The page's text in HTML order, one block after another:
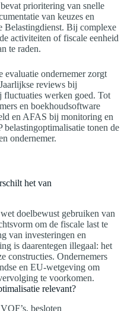
prioritering van snelle
van keuzes en
Belastingdienst. Bij complexe
activiteiten of fiscale eenheid
te raden.
evaluatie ondernemer zorgt
reviews bij
werken goed. Tot
en boekhoudsoftware
en AFAS bij monitoring en
tonen de
ondernemer.
het van
doelbewust gebruiken van
om de fiscale last te
van investeringen en
is daarentegen illegaal: het
constructies. Ondernemers
en EU-wetgeving om
te voorkomen.
relevant?
besloten